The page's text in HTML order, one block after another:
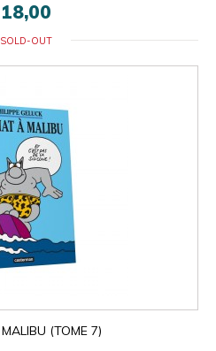
SOLD-OUT
(TOME 7)